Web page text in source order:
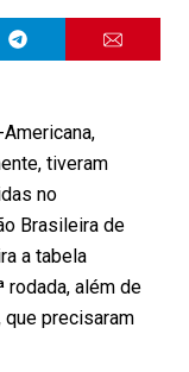
tiveram
no
Brasileira de
a tabela
rodada, além de
que precisaram